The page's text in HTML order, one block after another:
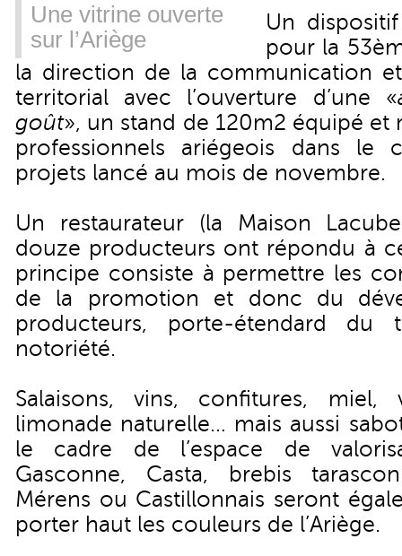
Une vitrine ouverte
sur l’Ariège
Un
pour la
la direction de la communication
territorial avec l’ouverture d’une «
goût», un stand de 120m2 équipé et
professionnels ariégeois dans le
projets lancé au mois de novembre.
Un restaurateur (la Maison
douze producteurs ont répondu à
principe consiste à permettre les
de la promotion et donc du
producteurs, porte-étendard
notoriété.
Salaisons, vins, confitures, miel,
limonade naturelle… mais aussi
le cadre de l’espace de
Gasconne, Casta, brebis
Mérens ou Castillonnais seront
porter haut les couleurs de l’Ariège.